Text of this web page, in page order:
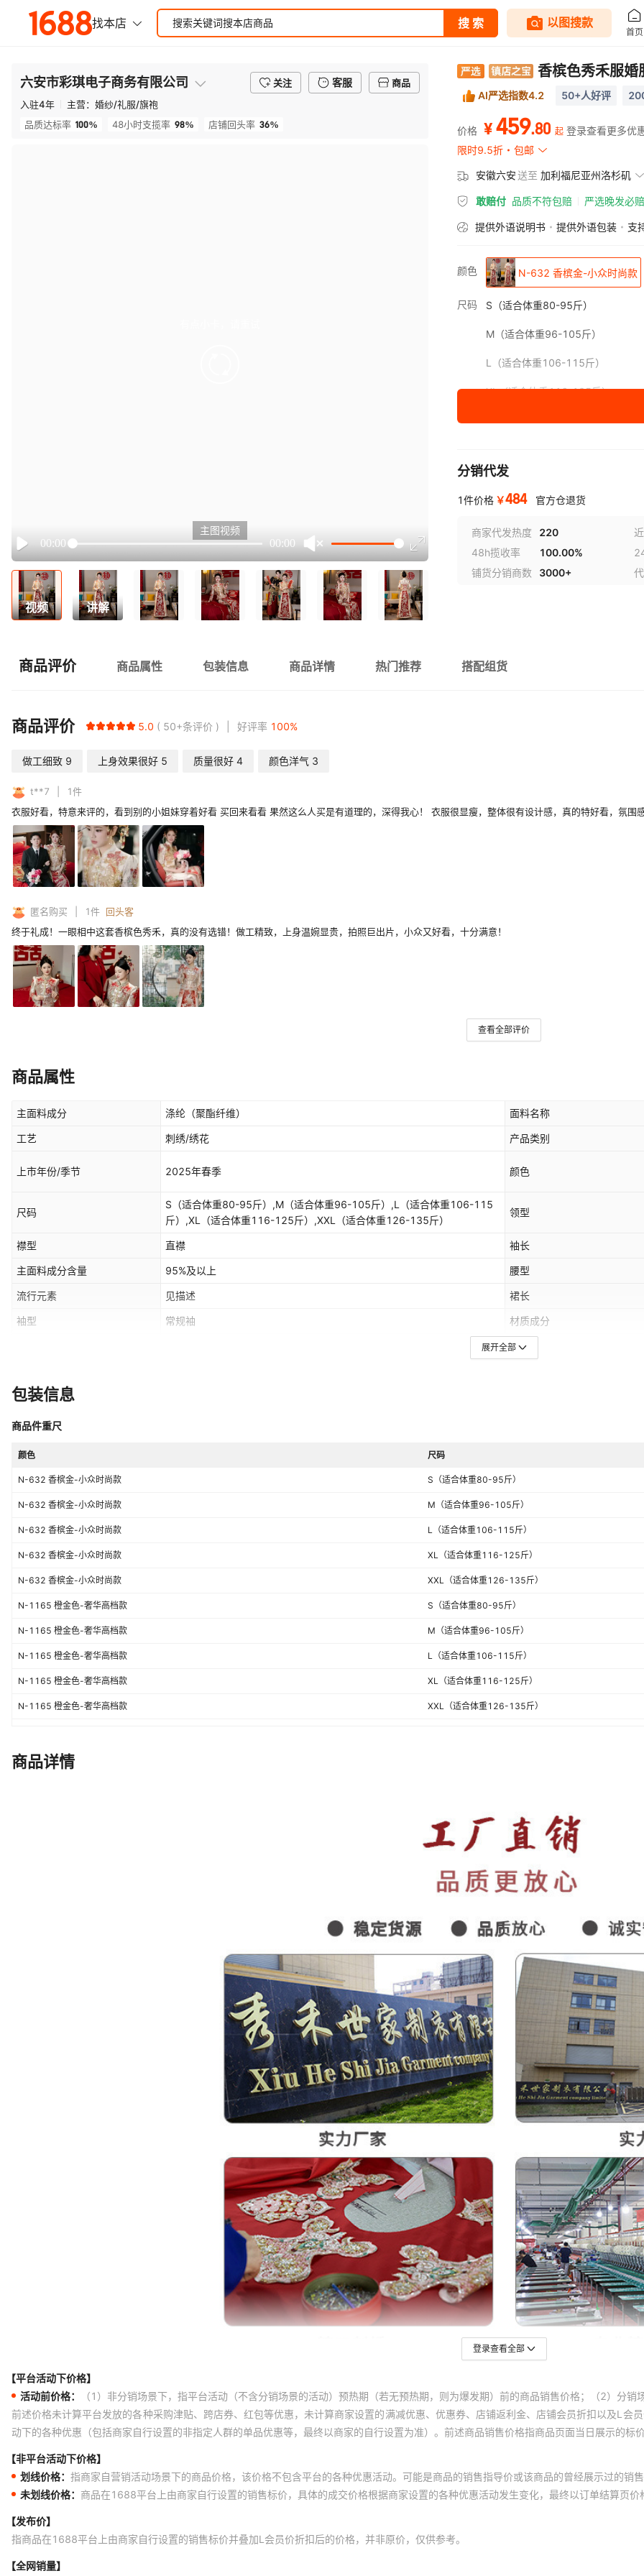
六安市彩琪电子商务有限公司 关注 客服
商品
入驻4年 主营： 婚纱/礼服/旗袍
品质达标率 100% 48小时支揽率 98% 店铺回头率 36%
Play
00:00 00:00
主图视频 讲解
视频 讲解
香槟色秀禾服
AI严选指数4.2 50+人好评
价格 ¥459.80 起 登录查看更多优
限时9.5折
包邮
安徽六安送至 加利福尼亚州洛杉矶
敢赔付 品质不符包赔 严选晚发必赔
提供外语说明书 提供外语包装 支
颜色 N-632 香槟金-小众时尚款
尺码 S（适合体重80-95斤）
M（适合体重96-105斤）
L（适合体重106-115斤）
XL（适合体重116-125斤）
分销代发
1件价格 ￥484 官方仓退货
商家代发热度 220
48h揽收率
100.00%
铺货分销商数
3000+
商品评价 商品属性 包装信息 商品详情 热门推荐 搭配组货
商品评价 5.0 50+条评价 好评率 100%
做工细致 9 上身效果很好 5 质量很好 4 颜色洋气 3
t**7 1件
衣服好看，特意来评的，看到别的小姐妹穿着好看 买回来看看 果然这么人买是有道理的，深得我心！ 衣服很显瘦，整体很有设计感，真的特好看，氛围
匿名购买 1件 回头客
终于礼成！一眼相中这套香槟色秀禾，真的没有选错！做工精致，上身温婉显贵，拍照巨出片，小众又好看，十分满意！
查看全部评价
商品属性
主面料成分 涤纶（聚酯纤维） 面料名称
工艺 刺绣/绣花 产品类别
上市年份/季节 2025年春季 颜色
尺码
S（适合体重80-95斤）,M（适合体重96-105斤）,L（适合体重106-115
斤）,XL（适合体重116-125斤）,XXL（适合体重126-135斤）
领型
襟型 直襟 袖长
主面料成分含量 95%及以上 腰型
流行元素 见描述 裙长
袖型 常规袖 材质成分
货源类型
领标
展开全部
包装信息
商品件重尺
颜色 尺码
N-632 香槟金-小众时尚款 S（适合体重80-95斤）
N-632 香槟金-小众时尚款 M（适合体重96-105斤）
N-632 香槟金-小众时尚款 L（适合体重106-115斤）
N-632 香槟金-小众时尚款 XL（适合体重116-125斤）
N-632 香槟金-小众时尚款 XXL（适合体重126-135斤）
N-1165 橙金色-奢华高档款 S（适合体重80-95斤）
N-1165 橙金色-奢华高档款 M（适合体重96-105斤）
N-1165 橙金色-奢华高档款 L（适合体重106-115斤）
N-1165 橙金色-奢华高档款 XL（适合体重116-125斤）
N-1165 橙金色-奢华高档款 XXL（适合体重126-135斤）
N-1050香槟色-轻奢时尚款
XXL（适合体重126-135斤）
商品详情
登录查看全部
【平台活动下价格】
活动前价格：
（1）非分销场景下，指平台活动（不含分销场景的活动）预热期（若无预热期，则为爆发期）前的商品销售价格；（2）分
前述价格未计算平台发放的各种采购津贴、跨店券、红包等优惠，未计算商家设置的满减优惠、优惠券、店铺返利金、店铺会员折扣以及L会
动下的各种优惠（包括商家自行设置的非指定人群的单品优惠等，最终以商家的自行设置为准）。前述商品销售价格指商品页面当日展示的
【非平台活动下价格】
划线价格： 指商家自营销活动场景下的商品价格，该价格不包含平台的各种优惠活动。可能是商品的销售指导价或该商品的曾经展示过的销
未划线价格： 商品在1688平台上由商家自行设置的销售标价，具体的成交价格根据商家设置的各种优惠活动发生变化，最终以订单结算页价
【发布价】
指商品在1688平台上由商家自行设置的销售标价并叠加L会员价折扣后的价格，并非原价，仅供参考。
【全网销量】